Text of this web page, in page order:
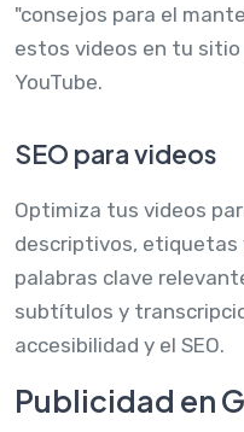
"consejos para el
estos videos en tu
YouTube.
SEO para videos
Optimiza tus videos
descriptivos, etiquetas
palabras clave
subtítulos y
accesibilidad y el SEO.
Publicidad en